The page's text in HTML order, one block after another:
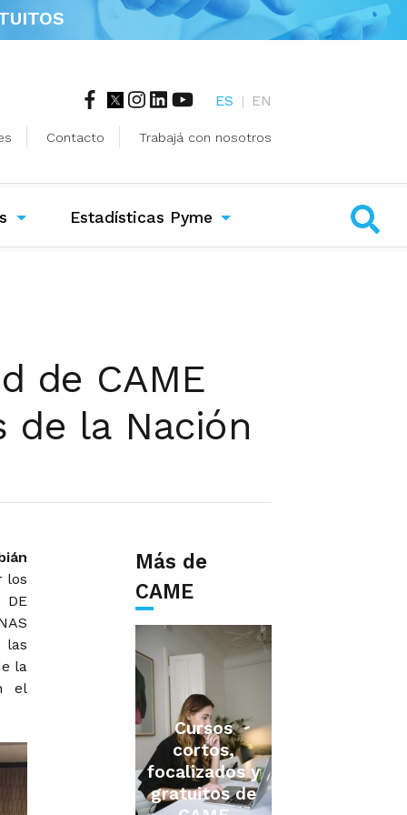
ES | EN
Contacto Trabajá con nosotros
Estadísticas Pyme
de CAME
de la Nación
los
DE
las
la
el
Más de
CAME
Cursos
cortos,
focalizados y
gratuitos de